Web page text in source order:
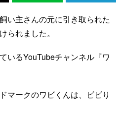
い主さんの元に引き取られた
られました。
いるYouTubeチャンネル『ワ
マークのワビくんは、ビビり